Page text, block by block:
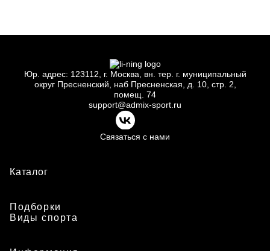
Юр. адрес: 123112, г. Москва, вн. тер. г. муниципальный
округ Пресненский, наб Пресненская, д.
10, стр. 2,
помещ. 74
support@admix-sport.ru
Связаться с нами
Каталог
Подборки
Виды спорта